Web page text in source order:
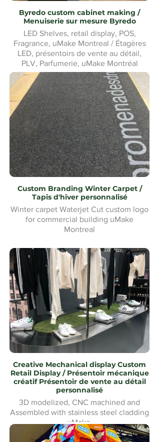
Byredo custom cabinet making /
Menuiserie sur mesure Byredo
LED Shelves, retail display, POS,
Fragrance, uMake Montreal / Étagères
LED, présentoirs de vente au détail,
PLV, Parfumerie, uMake Montréal
Custom Branding Winter Carpet /
Tapis d'hiver personnalisé
Winter carpet Waterjet Cut custom logo
for commercial building uMake
Montreal
Tapis d'hiver Waterjet Cut logo
personnalisé pour bâtiment commercial
uMake Montréal
Creative Mechanical display Custom
Retail Display / Présentoir mécanique
créatif Présentoir de vente au détail
personnalisé
3D modelized, CNC machined and
Assembled with stainless steel cladding
uMake
Modélisé en 3D, usiné CNC et